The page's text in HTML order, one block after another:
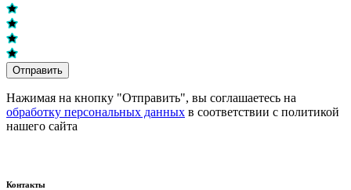
Отправить
Нажимая на кнопку "Отправить", вы соглашаетесь на
обработку персональных данных в соответствии с политикой
нашего сайта
Контакты